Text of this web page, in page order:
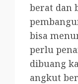
berat dan
bisa
perlu
dibuang
angkut